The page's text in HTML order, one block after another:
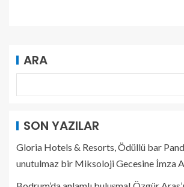
ARA
SON YAZILAR
Gloria Hotels & Resorts, Ödüllü bar
unutulmaz bir Miksoloji Gecesine İmza